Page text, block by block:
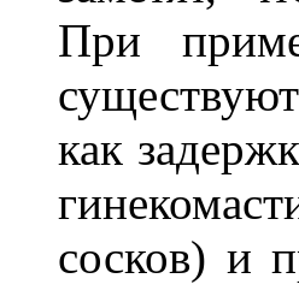
При
как
сосков) и